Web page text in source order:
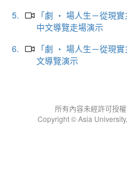
5.
「劇 ‧ 場人生－從現
中文導覽走場演示
6.
「劇 ‧ 場人生－從現
文導覽演示
所有內容未經許可授
Copyright © Asia